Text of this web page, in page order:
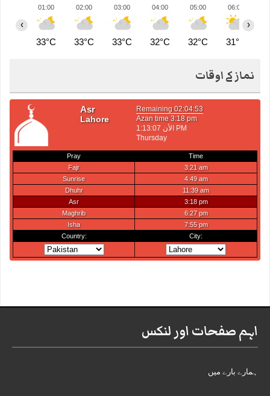
01:00
33°C
02:00
33°C
03:00
33°C
04:00
32°C
05:00
32°C
06:00
31°C
‹ ›
نماز کے اوقات
اہم صفحات اور لنکس
ہمارے بارے میں